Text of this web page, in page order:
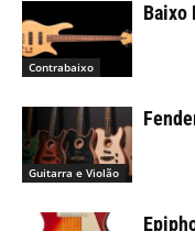
Contrabaixo
Baixo
Guitarra e Violão